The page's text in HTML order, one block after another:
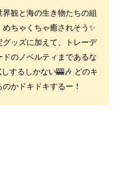
界観と海の生き物たちの組
ちゃくちゃ癒されそう✨
グッズに加えて、トレーデ
ドのノベルティまであるな
するしかない🎰🎶 どのキ
のかドキドキするー！